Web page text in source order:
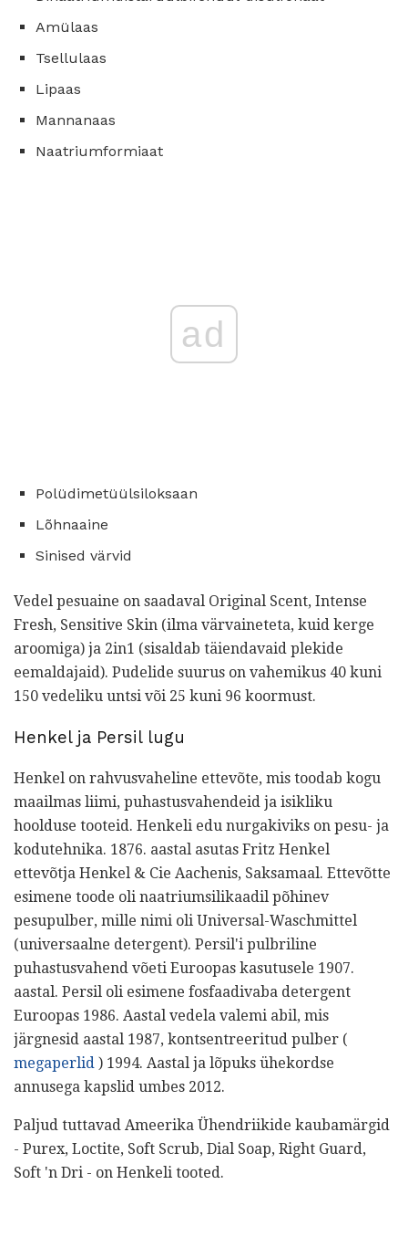
Amülaas
Tsellulaas
Lipaas
Mannanaas
Naatriumformiaat
ad
Polüdimetüülsiloksaan
Lõhnaaine
Sinised värvid
Vedel pesuaine on saadaval Original Scent, Intense
Fresh, Sensitive Skin (ilma värvaineteta, kuid kerge
aroomiga) ja 2in1 (sisaldab täiendavaid plekide
eemaldajaid). Pudelide suurus on vahemikus 40 kuni
150 vedeliku untsi või 25 kuni 96 koormust.
Henkel ja Persil lugu
Henkel on rahvusvaheline ettevõte, mis toodab kogu
maailmas liimi, puhastusvahendeid ja isikliku
hoolduse tooteid. Henkeli edu nurgakiviks on pesu- ja
kodutehnika. 1876. aastal asutas Fritz Henkel
ettevõtja Henkel & Cie Aachenis, Saksamaal. Ettevõtte
esimene toode oli naatriumsilikaadil põhinev
pesupulber, mille nimi oli Universal-Waschmittel
(universaalne detergent). Persil'i pulbriline
puhastusvahend võeti Euroopas kasutusele 1907.
aastal. Persil oli esimene fosfaadivaba detergent
Euroopas 1986. Aastal vedela valemi abil, mis
järgnesid aastal 1987, kontsentreeritud pulber (
megaperlid ) 1994. Aastal ja lõpuks ühekordse
annusega kapslid umbes 2012.
Paljud tuttavad Ameerika Ühendriikide kaubamärgid
- Purex, Loctite, Soft Scrub, Dial Soap, Right Guard,
Soft 'n Dri - on Henkeli tooted.